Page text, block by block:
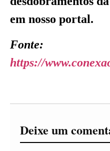
em nosso portal.
Fonte:
https://
Deixe um